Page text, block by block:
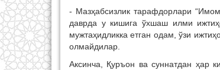
- Мазҳабсизлик тарафдорлари
даврда у кишига ўхшаш илми
мужтаҳидликка етган одам, ўзи
олмайдилар.
Аксинча, Қуръон ва суннатдан ҳар